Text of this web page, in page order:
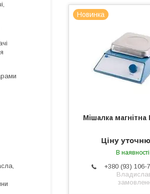
Новинка
Мішалка магнітна
Ціну
В наявності
+380 (93) 106-